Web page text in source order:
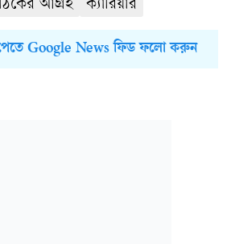
আগ্রহ ক্যারিয়ার
Google News ফিড ফলো করুন